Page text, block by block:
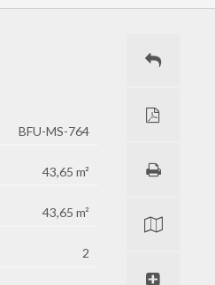
BFU-MS-764
43,65 m²
43,65 m²
2